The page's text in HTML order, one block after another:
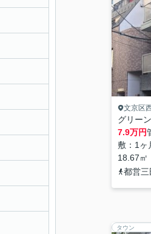
文京区
グリー
7.9万円
敷：1ヶ
18.67㎡
都営
タウン